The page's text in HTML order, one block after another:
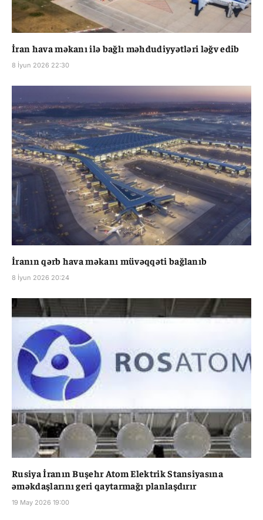
İran hava məkanı ilə bağlı məhdudiyyətləri ləğv edib
8 İyun 2026 22:30
İranın qərb hava məkanı müvəqqəti bağlanıb
8 İyun 2026 20:24
Rusiya İranın Buşehr Atom Elektrik Stansiyasına
əməkdaşlarını geri qaytarmağı planlaşdırır
19 May 2026 19:00